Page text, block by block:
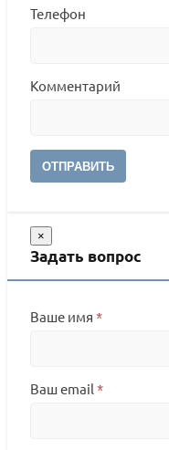
Телефон
Комментарий
ОТПРАВИТЬ
×
Задать вопрос
Ваше имя *
Ваш email *